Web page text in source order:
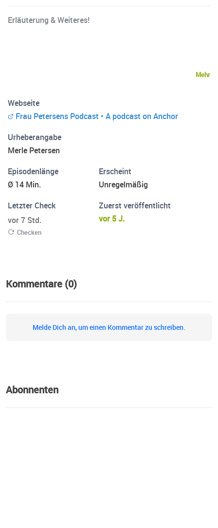
Erläuterung & Weiteres!
Mehr
Webseite
Frau Petersens Podcast • A podcast on Anchor
Urheberangabe
Merle Petersen
Episodenlänge
Ø 14 Min.
Erscheint
Unregelmäßig
Letzter Check
vor 7 Std.
Checken
Zuerst veröffentlicht
vor 5 J.
Kommentare (0)
Melde Dich an, um einen Kommentar zu schreiben.
Abonnenten